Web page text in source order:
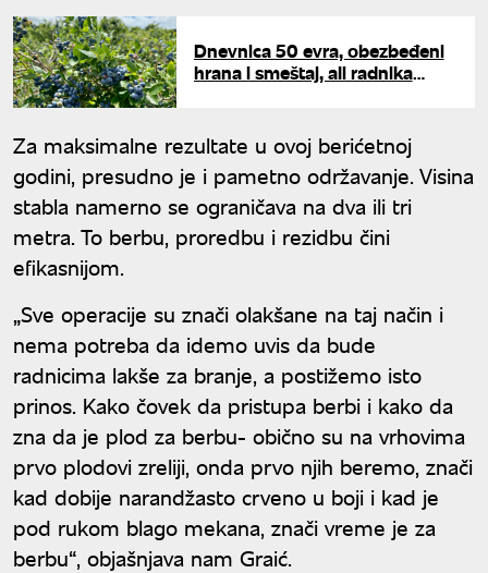
Dnevnica 50 evra, obezbeđeni
hrana i smeštaj, ali radnika
Za maksimalne rezultate u ovoj berićetnoj
godini, presudno je i pametno održavanje. Visina
stabla namerno se ograničava na dva ili tri
metra. To berbu, proredbu i rezidbu čini
efikasnijom.
„Sve operacije su znači olakšane na taj način i
nema potreba da idemo uvis da bude
radnicima lakše za branje, a postižemo isto
prinos. Kako čovek da pristupa berbi i kako da
zna da je plod za berbu- obično su na vrhovima
prvo plodovi zreliji, onda prvo njih beremo, znači
kad dobije narandžasto crveno u boji i kad je
pod rukom blago mekana, znači vreme je za
berbu“, objašnjava nam Graić.